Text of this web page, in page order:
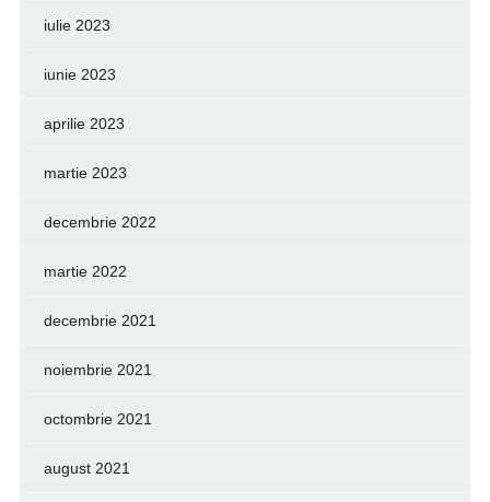
iulie 2023
iunie 2023
aprilie 2023
martie 2023
decembrie 2022
martie 2022
decembrie 2021
noiembrie 2021
octombrie 2021
august 2021